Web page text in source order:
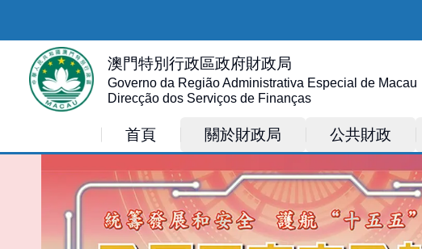
澳門特別行政區政府財政局
Governo da Região Administrativa Especial de Macau
Direcção dos Serviços de Finanças
首頁 關於財政局 公共財政